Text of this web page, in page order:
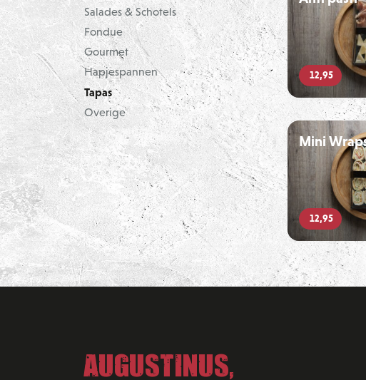
BBQ Sauzen
BBQ Benodigdheden
BBQ Voor De Kids
Salades & Schotels
Fondue
Gourmet
Hapjespannen
Tapas
Overige
12,95
Mini
12,95
Augustinus,